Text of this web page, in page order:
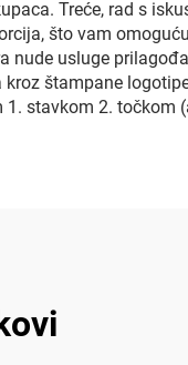
Treće, rad s
što vam
nude usluge
štampane
stavkom 2. točkom